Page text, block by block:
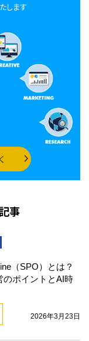
します
事
（SPO）とは？
のポイントとAI時
2026年3月23日